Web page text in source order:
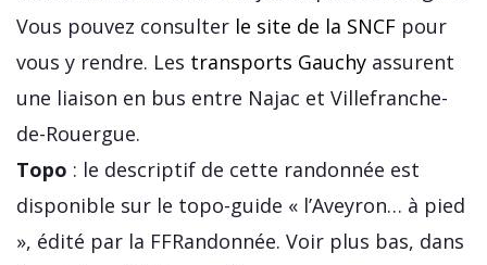
Vous pouvez consulter le site de la SNCF pour
vous y rendre. Les transports Gauchy assurent
une liaison en bus entre Najac et Villefranche-
de-Rouergue.
Topo : le descriptif de cette randonnée est
disponible sur le topo-guide « l’Aveyron… à pied
», édité par la FFRandonnée. Voir plus bas, dans